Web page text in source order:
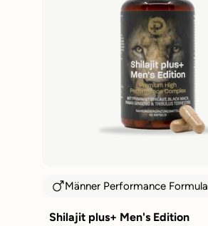
Männer Performance Formula
Shilajit plus+ Men's Edition